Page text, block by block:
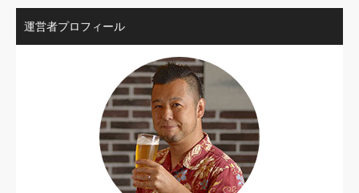
運営者プロフィール